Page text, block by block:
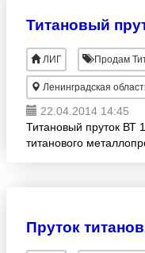
Титановый
ЛИГ Продам
Ленинградская
22.04.2014 14:45
Титановый пруток ВТ
титанового
Пруток